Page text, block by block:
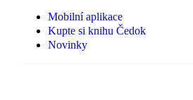
Mobilní aplikace
Kupte si knihu Čedok
Novinky